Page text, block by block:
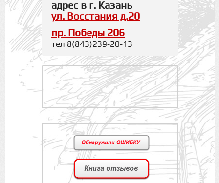
адрес в г. Казань
ул. Восстания д.20
пр. Победы 206
тел 8(843)239-20-13
.